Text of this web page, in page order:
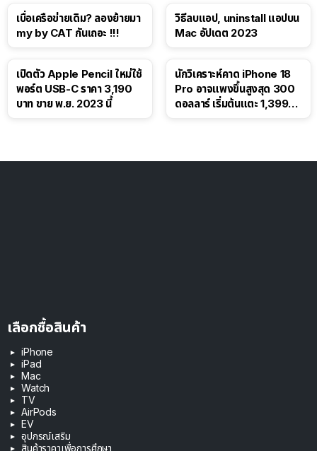
เบื่อเครือข่ายเดิม? ลองย้ายมา
my by CAT กันเถอะ !!!
วิธีลบแอป, uninstall แอปบน
Mac อัปเดต 2023
เปิดตัว Apple Pencil ใหม่ใช้
พอร์ต USB-C ราคา 3,190
บาท ขาย พ.ย. 2023 นี้
นักวิเคราะห์คาด iPhone 18
Pro อาจแพงขึ้นสูงสุด 300
ดอลลาร์ เริ่มต้นแตะ 1,399
เลือกซื้อสินค้า
iPhone
iPad
Mac
Watch
TV
AirPods
EV
อุปกรณ์เสริม
สินค้าราคาเพื่อการศึกษา